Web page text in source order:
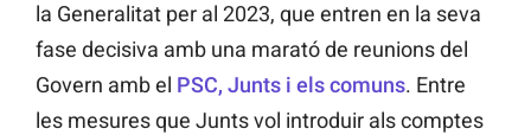
la Generalitat per al 2023, que entren en la seva
fase decisiva amb una marató de reunions del
Govern amb el PSC, Junts i els comuns. Entre
les mesures que Junts vol introduir als comptes